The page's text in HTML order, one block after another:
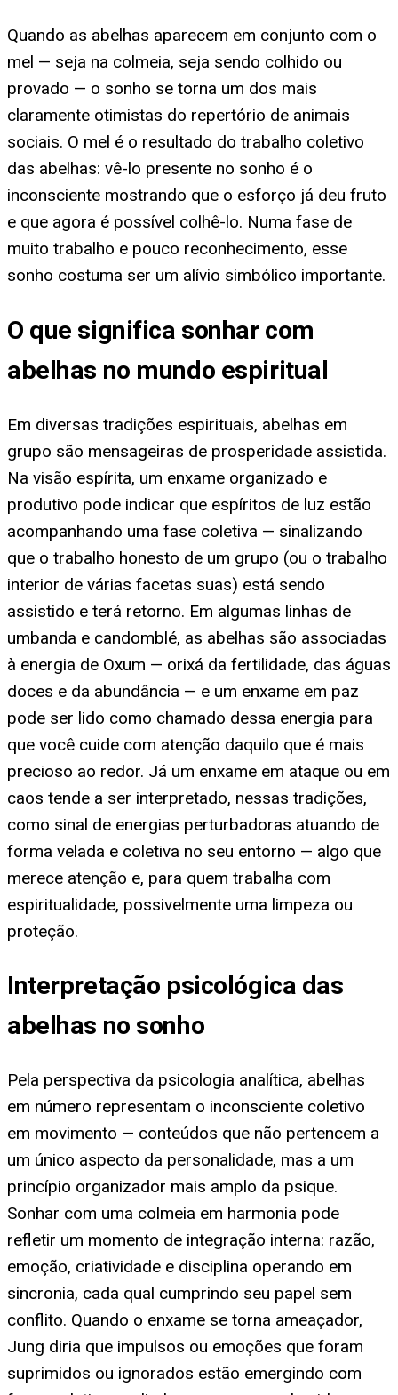
Quando as abelhas aparecem em conjunto com o
mel — seja na colmeia, seja sendo colhido ou
provado — o sonho se torna um dos mais
claramente otimistas do repertório de animais
sociais. O mel é o resultado do trabalho coletivo
das abelhas: vê-lo presente no sonho é o
inconsciente mostrando que o esforço já deu fruto
e que agora é possível colhê-lo. Numa fase de
muito trabalho e pouco reconhecimento, esse
sonho costuma ser um alívio simbólico importante.
O que significa sonhar com
abelhas no mundo espiritual
Em diversas tradições espirituais, abelhas em
grupo são mensageiras de prosperidade assistida.
Na visão espírita, um enxame organizado e
produtivo pode indicar que espíritos de luz estão
acompanhando uma fase coletiva — sinalizando
que o trabalho honesto de um grupo (ou o trabalho
interior de várias facetas suas) está sendo
assistido e terá retorno. Em algumas linhas de
umbanda e candomblé, as abelhas são associadas
à energia de Oxum — orixá da fertilidade, das águas
doces e da abundância — e um enxame em paz
pode ser lido como chamado dessa energia para
que você cuide com atenção daquilo que é mais
precioso ao redor. Já um enxame em ataque ou em
caos tende a ser interpretado, nessas tradições,
como sinal de energias perturbadoras atuando de
forma velada e coletiva no seu entorno — algo que
merece atenção e, para quem trabalha com
espiritualidade, possivelmente uma limpeza ou
proteção.
Interpretação psicológica das
abelhas no sonho
Pela perspectiva da psicologia analítica, abelhas
em número representam o inconsciente coletivo
em movimento — conteúdos que não pertencem a
um único aspecto da personalidade, mas a um
princípio organizador mais amplo da psique.
Sonhar com uma colmeia em harmonia pode
refletir um momento de integração interna: razão,
emoção, criatividade e disciplina operando em
sincronia, cada qual cumprindo seu papel sem
conflito. Quando o enxame se torna ameaçador,
Jung diria que impulsos ou emoções que foram
suprimidos ou ignorados estão emergindo com